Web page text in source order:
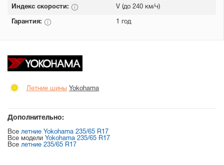
Индекс скорости: V (до 240 км/ч)
Гарантия: 1 год
Летние шины Yokohama
Дополнительно:
Все летние Yokohama 235/65 R17
Все модели Yokohama 235/65 R17
Все летние 235/65 R17